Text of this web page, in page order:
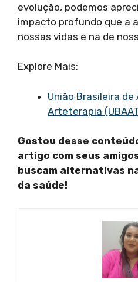
evolução, podemos
impacto profundo que a
nossas vidas e na de
Explore Mais:
União Brasileira de
Arteterapia
Gostou desse
artigo com seus
buscam alternativas
da saúde!